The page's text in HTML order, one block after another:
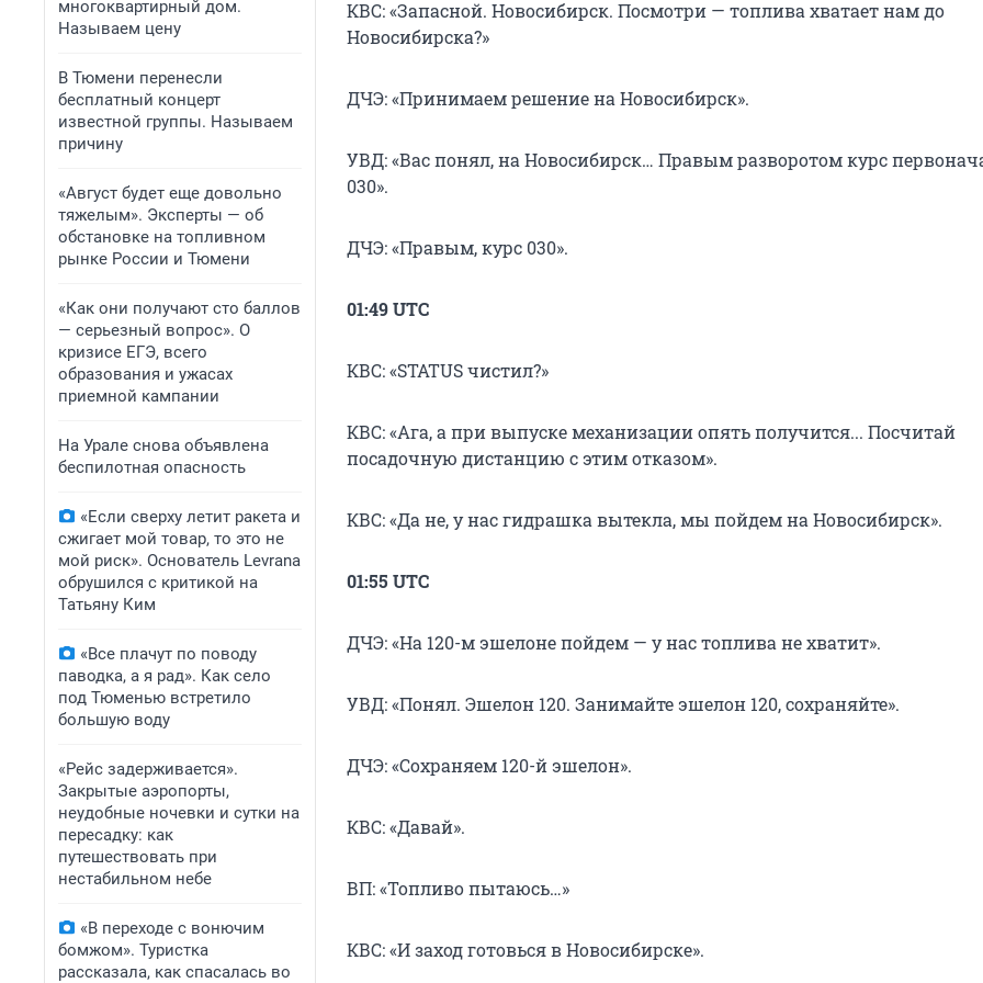
многоквартирный дом.
Называем цену
В Тюмени перенесли
бесплатный концерт
известной группы. Называем
причину
«Август будет еще довольно
тяжелым». Эксперты — об
обстановке на топливном
рынке России и Тюмени
«Как они получают сто баллов
— серьезный вопрос». О
кризисе ЕГЭ, всего
образования и ужасах
приемной кампании
На Урале снова объявлена
беспилотная опасность
«Если сверху летит ракета и
сжигает мой товар, то это не
мой риск». Основатель Levrana
обрушился с критикой на
Татьяну Ким
«Все плачут по поводу
паводка, а я рад». Как село
под Тюменью встретило
большую воду
«Рейс задерживается».
Закрытые аэропорты,
неудобные ночевки и сутки на
пересадку: как
путешествовать при
нестабильном небе
«В переходе с вонючим
бомжом». Туристка
рассказала, как спасалась во
КВС: «Запасной. Новосибирск. Посмотри — топлива хватает нам до
Новосибирска?»
ДЧЭ: «Принимаем решение на Новосибирск».
УВД: «Вас понял, на Новосибирск… Правым разворотом курс
030».
ДЧЭ: «Правым, курс 030».
01:49 UTC
КВС: «STATUS чистил?»
КВС: «Ага, а при выпуске механизации опять получится... Посчитай
посадочную дистанцию с этим отказом».
КВС: «Да не, у нас гидрашка вытекла, мы пойдем на Новосибирск».
01:55 UTC
ДЧЭ: «На 120-м эшелоне пойдем — у нас топлива не хватит».
УВД: «Понял. Эшелон 120. Занимайте эшелон 120, сохраняйте».
ДЧЭ: «Сохраняем 120-й эшелон».
КВС: «Давай».
ВП: «Топливо пытаюсь…»
КВС: «И заход готовься в Новосибирске».